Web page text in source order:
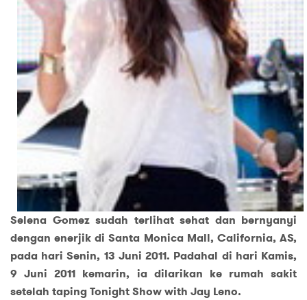
Selena Gomez sudah terlihat sehat dan bernyanyi
dengan enerjik di Santa Monica Mall, California, AS,
pada hari Senin, 13 Juni 2011. Padahal di hari Kamis,
9 Juni 2011 kemarin, ia dilarikan ke rumah sakit
setelah taping Tonight Show with Jay Leno.